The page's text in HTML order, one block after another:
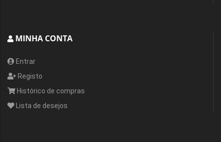
MINHA CONTA
Entrar
Registo
Histórico de compras
Lista de desejos